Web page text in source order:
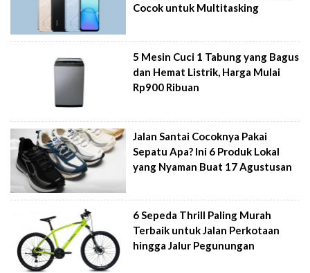
Cocok untuk Multitasking
5 Mesin Cuci 1 Tabung yang Bagus
dan Hemat Listrik, Harga Mulai
Rp900 Ribuan
Jalan Santai Cocoknya Pakai
Sepatu Apa? Ini 6 Produk Lokal
yang Nyaman Buat 17 Agustusan
6 Sepeda Thrill Paling Murah
Terbaik untuk Jalan Perkotaan
hingga Jalur Pegunungan